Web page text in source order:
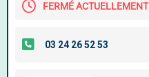
FERMÉ ACTUELLEMENT